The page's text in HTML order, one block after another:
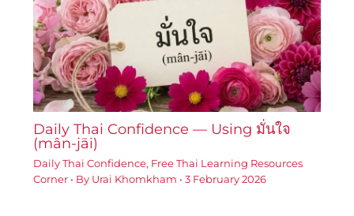
Daily Thai Confidence — Using มั่นใจ
(mân-jāi)
Daily Thai Confidence, Free Thai Learning Resources
Corner• By Urai Khomkham • 3 February 2026